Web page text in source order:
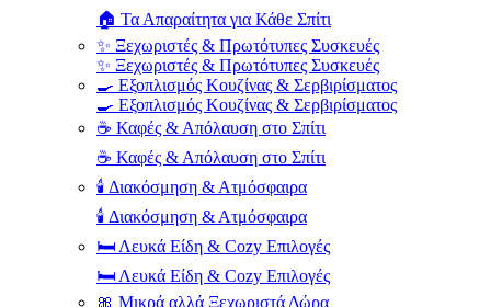
🏠 Τα Απαραίτητα για Κάθε Σπίτι
✨ Ξεχωριστές & Πρωτότυπες Συσκευές
✨ Ξεχωριστές & Πρωτότυπες Συσκευές
🍳 Εξοπλισμός Κουζίνας & Σερβιρίσματος
🍳 Εξοπλισμός Κουζίνας & Σερβιρίσματος
☕ Καφές & Απόλαυση στο Σπίτι
☕ Καφές & Απόλαυση στο Σπίτι
🕯️ Διακόσμηση & Ατμόσφαιρα
🕯️ Διακόσμηση & Ατμόσφαιρα
🛏️ Λευκά Είδη & Cozy Επιλογές
🛏️ Λευκά Είδη & Cozy Επιλογές
🎀 Μικρά αλλά Ξεχωριστά Δώρα